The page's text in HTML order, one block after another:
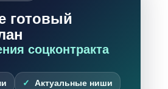
готовый
соцконтракта
Актуальные ниши